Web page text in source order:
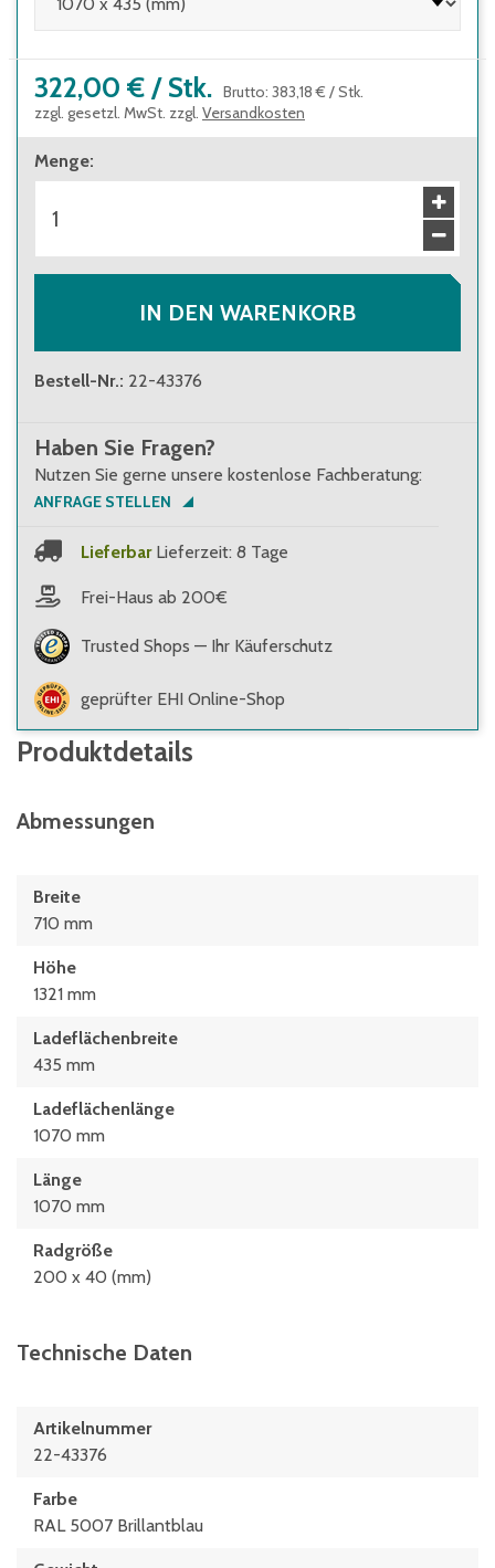
322,00 € / Stk. Brutto: 383,18 € /Stk.
zzgl. gesetzl. MwSt. zzgl. Versandkosten
Menge:
IN DEN WARENKORB
Bestell-Nr.: 22-43376
Haben Sie Fragen?
Nutzen Sie gerne unsere kostenlose Fachberatung:
ANFRAGE STELLEN
Lieferbar Lieferzeit: 8 Tage
Frei-Haus ab 200€
Trusted Shops — Ihr Käuferschutz
geprüfter EHI Online-Shop
Produktdetails
Abmessungen
Breite
710 mm
Höhe
1321 mm
Ladeflächenbreite
435 mm
Ladeflächenlänge
1070 mm
Länge
1070 mm
Radgröße
200 x 40 (mm)
Technische Daten
Artikelnummer
22-43376
Farbe
RAL 5007 Brillantblau